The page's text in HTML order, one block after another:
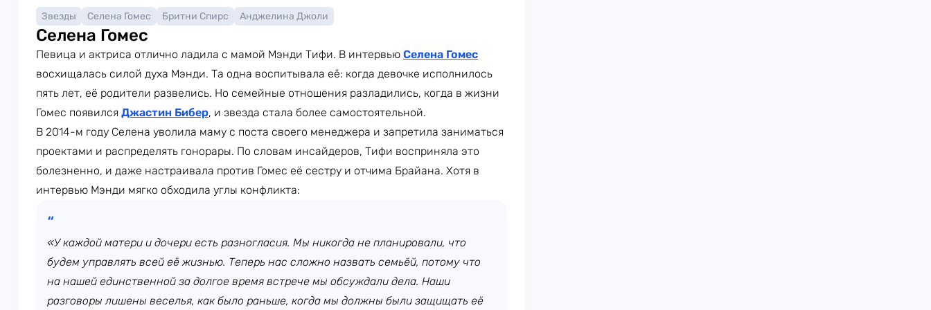
Звезды Селена Гомес Бритни Спирс Анджелина Джоли
Селена Гомес
Певица и актриса отлично ладила с мамой Мэнди Тифи. В интервью Селена Гомес
восхищалась силой духа Мэнди. Та одна воспитывала её: когда девочке исполнилось
пять лет, её родители развелись. Но семейные отношения разладились, когда в жизни
Гомес появился Джастин Бибер, и звезда стала более самостоятельной.
В 2014-м году Селена уволила маму с поста своего менеджера и запретила заниматься
проектами и распределять гонорары. По словам инсайдеров, Тифи восприняла это
болезненно, и даже настраивала против Гомес её сестру и отчима Брайана. Хотя в
интервью Мэнди мягко обходила углы конфликта:
«У каждой матери и дочери есть разногласия. Мы никогда не планировали, что
будем управлять всей её жизнью. Теперь нас сложно назвать семьёй, потому что
на нашей единственной за долгое время встрече мы обсуждали дела. Наши
разговоры лишены веселья, как было раньше, когда мы должны были защищать её